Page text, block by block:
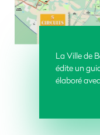
La Ville de
édite un
élaboré